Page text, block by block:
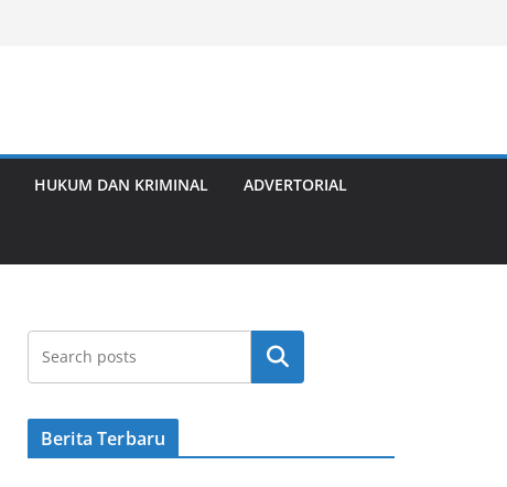
HUKUM DAN KRIMINAL ADVERTORIAL
Cari
Berita Terbaru